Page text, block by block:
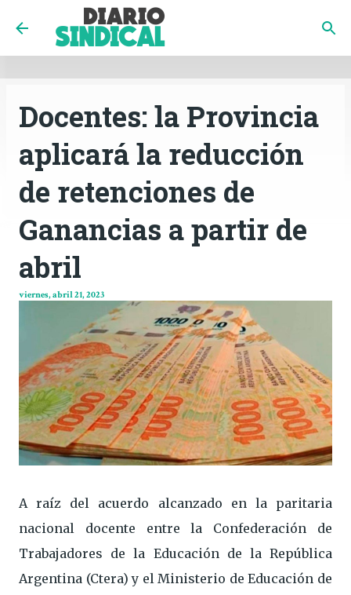
INICIO CÓRDOBA
Ir al contenido principal
Docentes: la Provincia
aplicará la reducción
de retenciones de
Ganancias a partir de
abril
viernes, abril 21, 2023
A raíz del acuerdo alcanzado en la paritaria
nacional docente entre la Confederación de
Trabajadores de la Educación de la República
Argentina (Ctera) y el Ministerio de Educación de